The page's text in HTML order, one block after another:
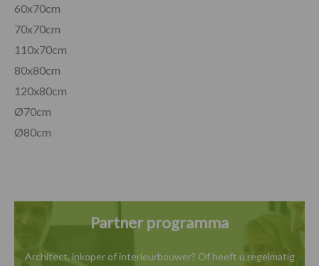
60x70cm
70x70cm
110x70cm
80x80cm
120x80cm
Ø70cm
Ø80cm
Partner programma
Architect, inkoper of interieurbouwer? Of heeft u regelmatig